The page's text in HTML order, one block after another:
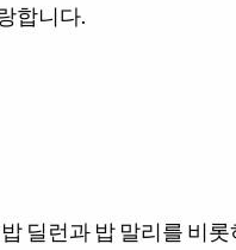
합니다.
딜런과 밥 말리를 비